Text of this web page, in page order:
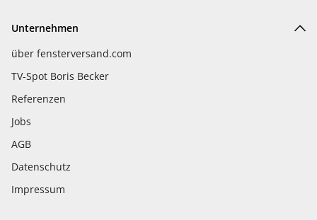
Unternehmen
über fensterversand.com
TV-Spot Boris Becker
Referenzen
Jobs
AGB
Datenschutz
Impressum